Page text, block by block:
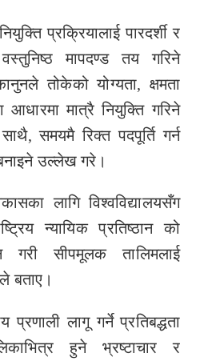
प्रक्रियालाई पारदर्शी र
मापदण्ड तय गरिने
तोकेको योग्यता, क्षमता
आधारमा मात्रै नियुक्ति गरिने
समयमै रिक्त पदपूर्ति गर्न
बनाइने उल्लेख गरे।
लागि विश्वविद्यालयसँग
न्यायिक प्रतिष्ठान को
गरी सीपमूलक तालिमलाई
बताए।
प्रणाली लागू गर्ने प्रतिबद्धता
हुने भ्रष्टाचार र